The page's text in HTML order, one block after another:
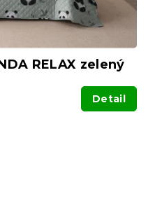
RELAX zelený
Detail